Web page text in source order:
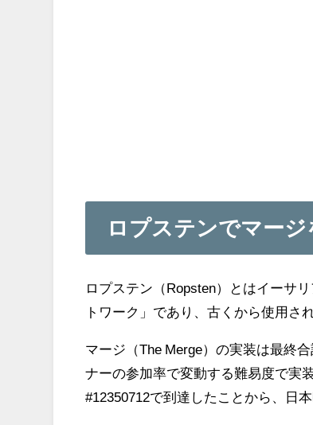
ロプステンでマージ
ロプステン（Ropsten）とはイーサ
トワーク」であり、古くから使用さ
マージ（The Merge）の実装は最終
ナーの参加率で変動する難易度で実
#12350712で到達したことから、日